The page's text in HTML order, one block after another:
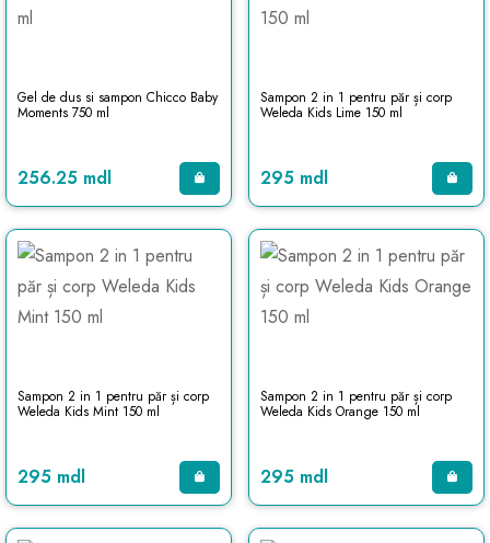
Gel de dus si sampon Chicco Baby
Moments 750 ml
256.25 mdl
Sampon 2 in 1 pentru păr și corp
Weleda Kids Lime 150 ml
295 mdl
Sampon 2 in 1 pentru păr și corp
Weleda Kids Mint 150 ml
295 mdl
Sampon 2 in 1 pentru păr și corp
Weleda Kids Orange 150 ml
295 mdl